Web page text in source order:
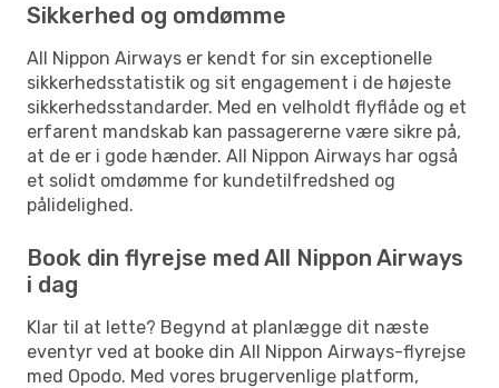
Sikkerhed og omdømme
All Nippon Airways er kendt for sin exceptionelle
sikkerhedsstatistik og sit engagement i de højeste
sikkerhedsstandarder. Med en velholdt flyflåde og et
erfarent mandskab kan passagererne være sikre på,
at de er i gode hænder. All Nippon Airways har også
et solidt omdømme for kundetilfredshed og
pålidelighed.
Book din flyrejse med All Nippon Airways
i dag
Klar til at lette? Begynd at planlægge dit næste
eventyr ved at booke din All Nippon Airways-flyrejse
med Opodo. Med vores brugervenlige platform,